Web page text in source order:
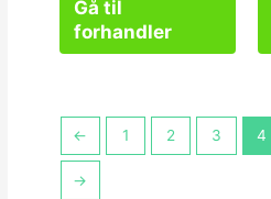
Gå til
forhandler
← 1 2 3 4
→